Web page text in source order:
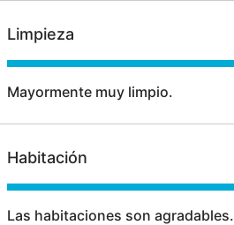
Limpieza
Mayormente muy limpio.
Habitación
Las habitaciones son agradables.